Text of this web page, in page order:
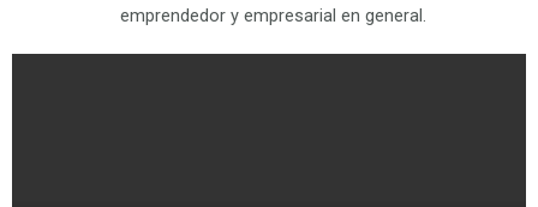
emprendedor y empresarial en general.